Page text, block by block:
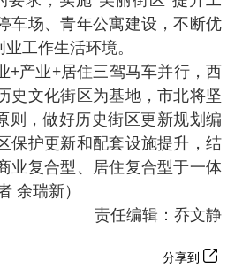
车场、青年公寓建设，不断优
工作生活环境。
+产业+居住三驾马车并行，西
史文化街区为基地，市北将坚
则，做好历史街区更新规划编
保护更新和配套设施提升，结
业复合型、居住复合型于一体
余瑞新）
责任编辑：乔文静
分享到